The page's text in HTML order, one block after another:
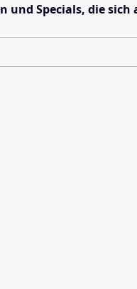
Specials, die